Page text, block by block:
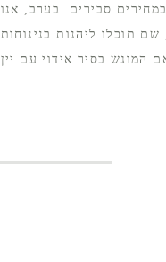
סבירים. בערב, אנו
תוכלו ליהנות בנינוחות